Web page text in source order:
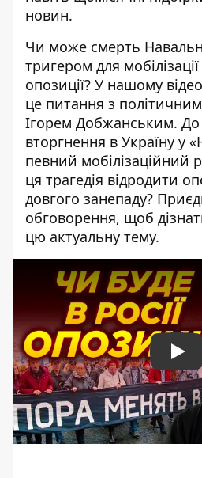
новин.
Чи може смерть
тригером для
опозиції? У нашому
це питання з
Ігорем Добжанським. До
вторгнення в Україну у
певний мобілізаційний
ця трагедія відродити
довгого занепаду?
обговорення, щоб
цю актуальну тему.